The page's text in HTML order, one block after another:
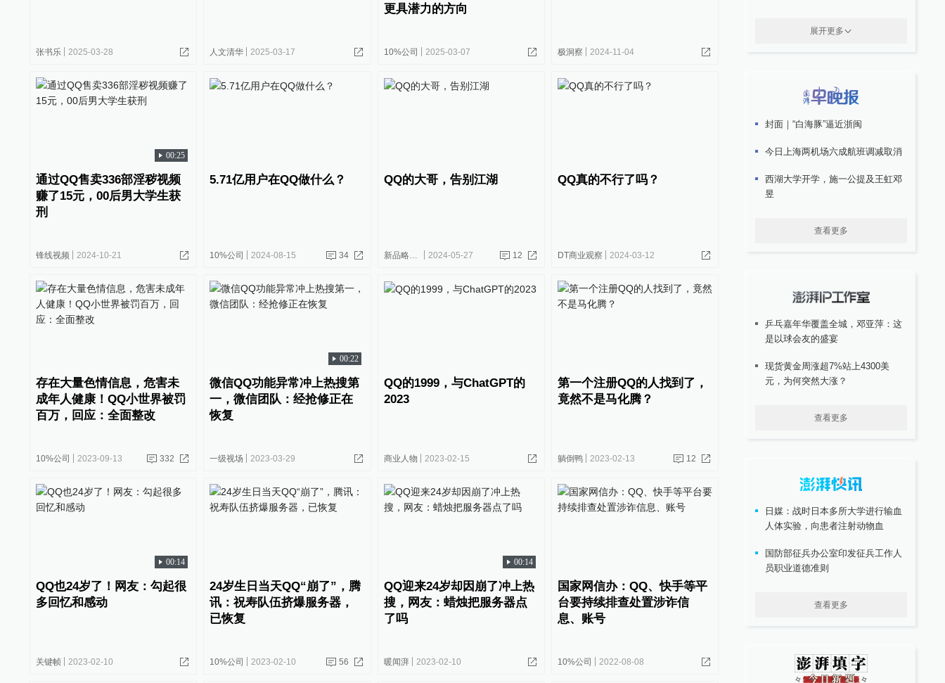
张书乐 2025-03-28 人文清华 2025-03-17
更具潜力的方向
10%公司 2025-03-07 极洞察 2024-11-04
00:25
通过QQ售卖336部淫秽视频
赚了15元，00后男大学生获
刑
锋线视频 2024-10-21
5.71亿用户在QQ做什么？
10%公司 2024-08-15 34
QQ的大哥，告别江湖
新品略财经 2024-05-27 12
QQ真的不行了吗？
DT商业观察 2024-03-12
存在大量色情信息，危害未
成年人健康！QQ小世界被罚
百万，回应：全面整改
10%公司 2023-09-13 332
00:22
微信QQ功能异常冲上热搜第
一，微信团队：经抢修正在
恢复
一级视场 2023-03-29
QQ的1999，与ChatGPT的
2023
商业人物 2023-02-15
第一个注册QQ的人找到了，
竟然不是马化腾？
躺倒鸭 2023-02-13 12
00:14
QQ也24岁了！网友：勾起很
多回忆和感动
关键帧 2023-02-10
24岁生日当天QQ“崩了”，腾
讯：祝寿队伍挤爆服务器，
已恢复
10%公司 2023-02-10 56
00:14
QQ迎来24岁却因崩了冲上热
搜，网友：蜡烛把服务器点
了吗
暖闻湃 2023-02-10
国家网信办：QQ、快手等平
台要持续排查处置涉诈信
息、账号
10%公司 2022-08-08
展开更多
封面｜“白海豚”逼近浙闽
今日上海两机场六成航班调减取消
西湖大学开学，施一公提及王虹邓
昱
查看更多
乒乓嘉年华覆盖全城，邓亚萍：这
是以球会友的盛宴
现货黄金周涨超7%站上4300美
元，为何突然大涨？
查看更多
日媒：战时日本多所大学进行输血
人体实验，向患者注射动物血
国防部征兵办公室印发征兵工作人
员职业道德准则
查看更多